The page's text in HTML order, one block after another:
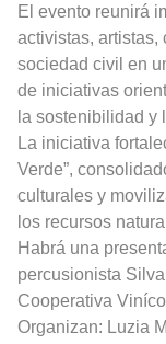
El evento reunirá
activistas, artistas,
sociedad civil en
de iniciativas
la sostenibilidad y
La iniciativa
Verde”,
culturales y
los recursos
Habrá una
percusionista
Cooperativa
Organizan: Luzia